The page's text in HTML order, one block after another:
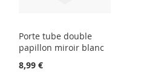
Porte tube double
papillon miroir blanc
8,99 €